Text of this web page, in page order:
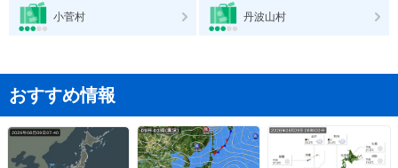
小菅村 丹波山村
おすすめ情報